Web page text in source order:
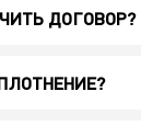
ДОГОВОР?